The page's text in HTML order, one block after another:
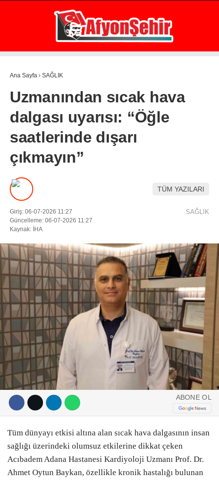
WhatsApp İhbar Hattı
Facebook
Instagram
Youtube
20.1 °
AFYON
GÜNDEM
EKONOMİ
ASAYİŞ
POLİTİKA
SPOR
SAĞLIK
EĞİTİM
İLÇE
ÇEVRE
RESMI İLANLAR
E-GAZETE
CANLI YAYIN
Ana Sayfa › SAĞLIK
Uzmanından sıcak hava
dalgası uyarısı: “Öğle
saatlerinde dışarı
çıkmayın”
TÜM YAZILARI
Giriş: 06-07-2026 11:27
Güncelleme: 06-07-2026 11:27
Kaynak: İHA
SAĞLIK
ABONE OL
Tüm dünyayı etkisi altına alan sıcak hava dalgasının insan
sağlığı üzerindeki olumsuz etkilerine dikkat çeken
Acıbadem Adana Hastanesi Kardiyoloji Uzmanı Prof. Dr.
Ahmet Oytun Baykan, özellikle kronik hastalığı bulunan